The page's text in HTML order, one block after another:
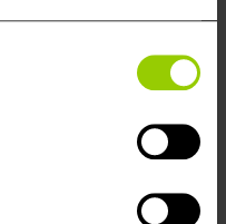
interactuar con las
está dentro de estas